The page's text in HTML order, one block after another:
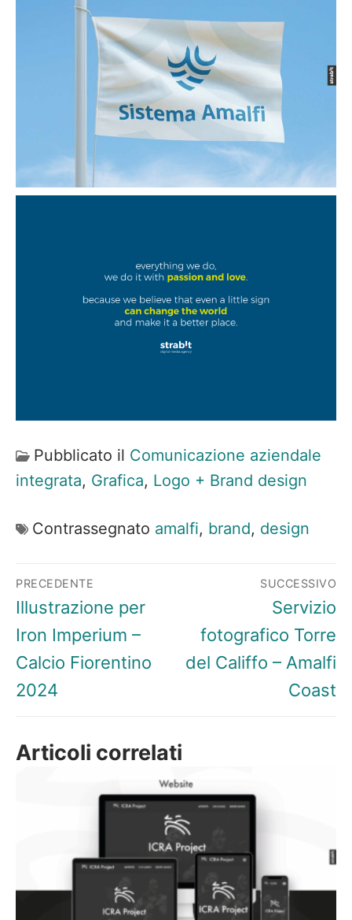
Pubblicato il Comunicazione aziendale
integrata, Grafica, Logo + Brand design
Contrassegnato amalfi, brand, design
Navigazione
articoli
PRECEDENTE
Articolo
precedente:
Illustrazione per
Iron Imperium –
Calcio Fiorentino
2024
SUCCESSIVO
Articolo
Servizio
fotografico Torre
del Califfo – Amalfi
Coast
Articoli correlati